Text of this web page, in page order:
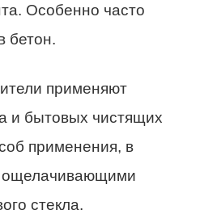
Особенно часто
бетон.
применяют
и бытовых чистящих
применения, в
ощелачивающими
стекла.